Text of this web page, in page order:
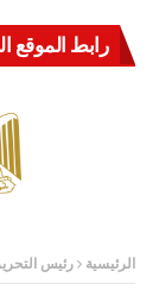
رابط الموقع
الرئيسية رئيس التحرير